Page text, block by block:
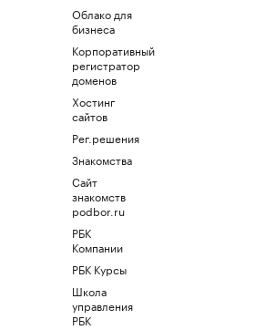
Облако для
бизнеса
Корпоративный
регистратор
доменов
Хостинг
сайтов
Рег.решения
Знакомства
Сайт
знакомств
podbor.ru
РБК
Компании
РБК Курсы
Школа
управления
РБК